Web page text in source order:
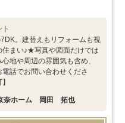
ト
。建替えもリフォームも視
住まい♪★写真や図面だけでは
地や周辺の雰囲気も含め、
電話でお問い合わせくださ
奈ホーム 岡田 拓也